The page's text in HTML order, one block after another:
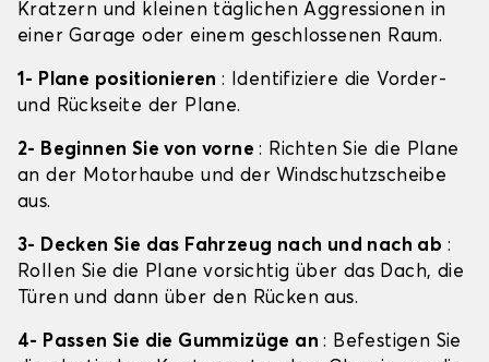
Kratzern und kleinen täglichen Aggressionen in
einer Garage oder einem geschlossenen Raum.
1- Plane positionieren: Identifiziere die Vorder-
und Rückseite der Plane.
2- Beginnen Sie von vorne: Richten Sie die Plane
an der Motorhaube und der Windschutzscheibe
aus.
3- Decken Sie das Fahrzeug nach und nach ab :
Rollen Sie die Plane vorsichtig über das Dach, die
Türen und dann über den Rücken aus.
4- Passen Sie die Gummizüge an: Befestigen Sie